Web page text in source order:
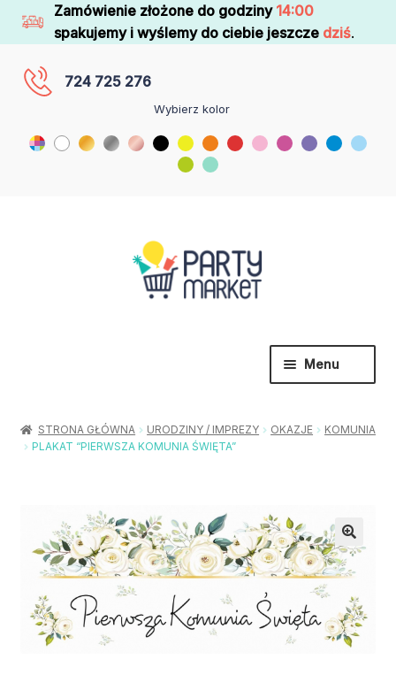
Zamówienie złożone do godziny 14:00
spakujemy i wyślemy do ciebie jeszcze dziś.
724 725 276
Wybierz kolor
Menu
menu
Urodziny / Imprezy
Stroje / Dodatki
Rozwiń
menu
Akcesoria Party
Moje konto
STRONA GŁÓWNA URODZINY / IMPREZY OKAZJE
KOMUNIA
PLAKAT “PIERWSZA KOMUNIA ŚWIĘTA”